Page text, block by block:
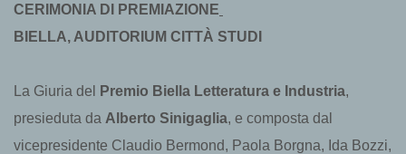
CERIMONIA DI PREMIAZIONE
BIELLA, AUDITORIUM CITTÀ STUDI
La Giuria del Premio Biella Letteratura e Industria,
presieduta da Alberto Sinigaglia, e composta dal
vicepresidente Claudio Bermond, Paola Borgna, Ida Bozzi,